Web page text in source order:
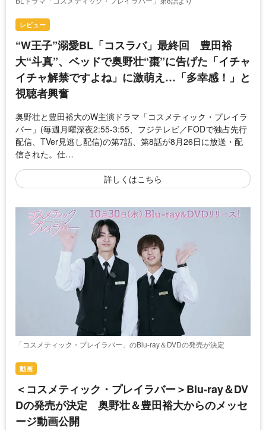
レビュー
“W王子”溺愛BL「コスラバ」最終回 豊田裕
大“斗真”、ベッドで奥野壮“棗”に告げた「イチャ
イチャ解禁ですよね」に激萌え…「多幸感！」と
視聴者興奮
奥野壮と豊田裕大のW主演ドラマ「コスメティック・プレイラ
バー」(毎週月曜深夜2:55-3:55、フジテレビ／FODで独占先行
配信、TVer見逃し配信)の第7話、第8話が8月26日に放送・配
信された。仕…
詳しくはこちら
「コスメティック・プレイラバー」のBlu-ray＆DVDの発売が決定
動画
＜コスメティック・プレイラバー＞Blu-ray＆DV
Dの発売が決定 奥野壮＆豊田裕大からのメッセ
ージ動画公開